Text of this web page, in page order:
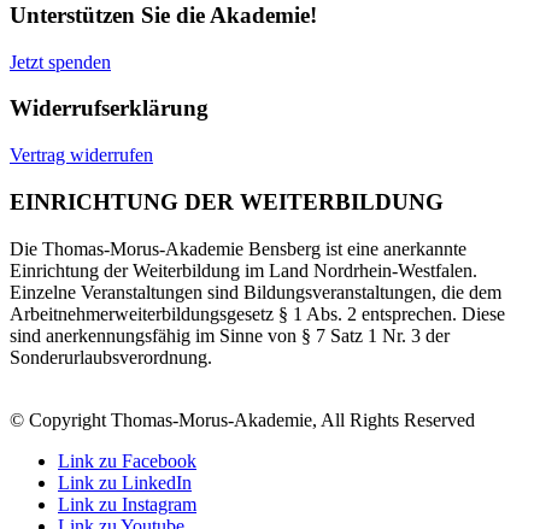
Unterstützen Sie die Akademie!
Jetzt spenden
Widerrufserklärung
Vertrag widerrufen
EINRICHTUNG DER WEITERBILDUNG
Die Thomas-Morus-Akademie Bensberg ist eine anerkannte
Einrichtung der Weiterbildung im Land Nordrhein-Westfalen.
Einzelne Veranstaltungen sind Bildungsveranstaltungen, die dem
Arbeitnehmerweiterbildungsgesetz § 1 Abs. 2 entsprechen. Diese
sind anerkennungsfähig im Sinne von § 7 Satz 1 Nr. 3 der
Sonderurlaubsverordnung.
© Copyright Thomas-Morus-Akademie, All Rights Reserved
Link zu Facebook
Link zu LinkedIn
Link zu Instagram